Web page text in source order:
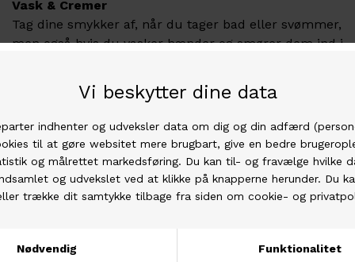
Vask & Cremer
Tag dine smykker af, når du tager bad eller svømmer,
men også hvis du vasker hænder og smører dem ind i
Brug en blød klud til at tørre fedt og snavs af dine
smykker, for at holde dem rene og for at bevare dem
skinnende - brug en dråbe vand på kluden, hvis det
er nødvendigt.
ikke-forgyldte smykker.